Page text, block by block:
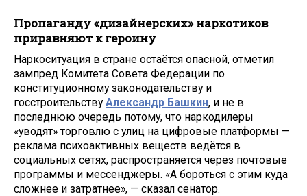
Пропаганду «дизайнерских» наркотиков
приравняют к героину
Наркоситуация в стране остаётся опасной, отметил
зампред Комитета Совета Федерации по
конституционному законодательству и
госстроительствуАлександр Башкин, и не в
последнюю очередь потому, что наркодилеры
«уводят» торговлю с улиц на цифровые платформы —
реклама психоактивных веществ ведётся в
социальных сетях, распространяется через почтовые
программы и мессенджеры. «А бороться с этим куда
сложнее и затратнее», — сказал сенатор.